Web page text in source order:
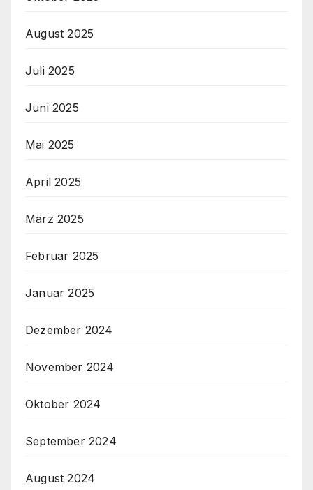
August 2025
Juli 2025
Juni 2025
Mai 2025
April 2025
März 2025
Februar 2025
Januar 2025
Dezember 2024
November 2024
Oktober 2024
September 2024
August 2024